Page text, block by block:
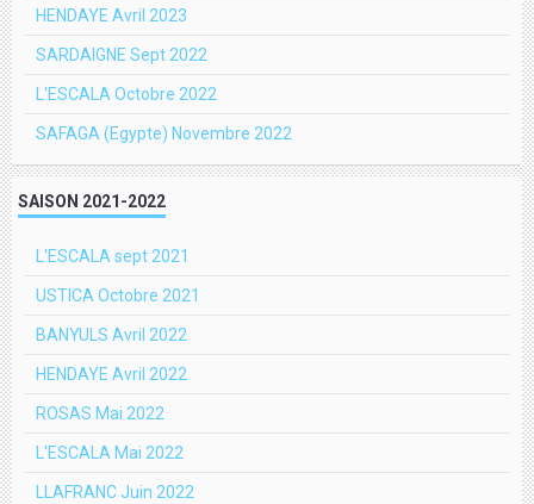
HENDAYE Avril 2023
SARDAIGNE Sept 2022
L'ESCALA Octobre 2022
SAFAGA (Egypte) Novembre 2022
SAISON 2021-2022
L'ESCALA sept 2021
USTICA Octobre 2021
BANYULS Avril 2022
HENDAYE Avril 2022
ROSAS Mai 2022
L'ESCALA Mai 2022
LLAFRANC Juin 2022